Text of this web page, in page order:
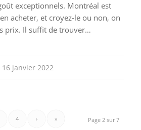
exceptionnels. Montréal est
acheter, et croyez-le ou non, on
prix. Il suffit de trouver…
16 janvier 2022
Page 2 sur 7
4 › »